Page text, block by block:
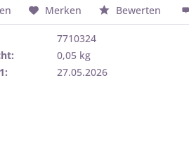
Merken Bewerten
7710324
0,05 kg
27.05.2026